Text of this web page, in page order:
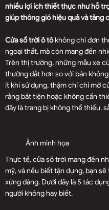
nhiều lợi ích thiết thực như hỗ
giúp thông gió hiệu quả và tăng
Cửa sổ trời ô tôkhông chỉ đơn
ngoại thất, mà còn mang đến
Trên thị trường, những mẫu xe
thường đắt hơn so với bản
ít khi sử dụng, thậm chí chỉ mở
rằng bất tiện hoặc không cần
đây là trang bị không thể thiếu,
Ảnh minh họa
Thực tế, cửa sổ trời mang đến
mỹ, và nếu biết tận dụng, bạn
xứng đáng. Dưới đây là 5 tác
người không hay biết.